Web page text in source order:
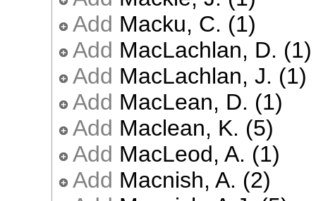
Add Macku, C. (1)
Add MacLachlan, D. (1)
Add MacLachlan, J. (1)
Add MacLean, D. (1)
Add Maclean, K. (5)
Add MacLeod, A. (1)
Add Macnish, A. (2)